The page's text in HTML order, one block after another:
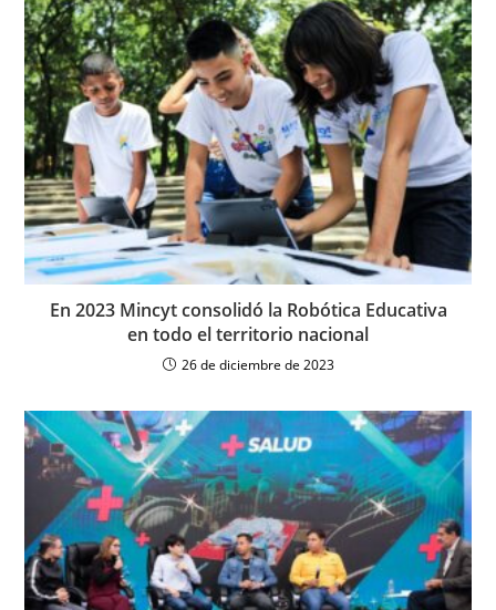
En 2023 Mincyt consolidó la Robótica Educativa
en todo el territorio nacional
26 de diciembre de 2023